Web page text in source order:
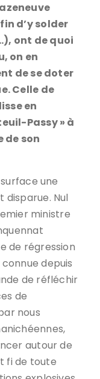
d’y solder
ont de quoi
on en
de se doter
Celle de
en
Passy » à
de son
une
disparue. Nul
ministre
de régression
depuis
de réfléchir
de
nous
autour de
fi de toute